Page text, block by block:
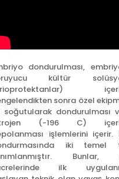
dondurulması,
kültür
sonra özel
soğutularak dondurulması
(-196 C)
işlemlerini içerir.
iki temel
Bunlar,
ilk